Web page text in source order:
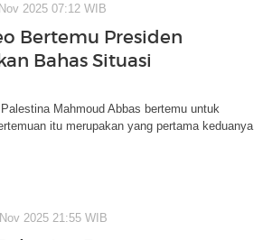
2025 07:12 WIB
Bertemu Presiden
Bahas Situasi
Mahmoud Abbas bertemu untuk
itu merupakan yang pertama keduanya
2025 21:55 WIB